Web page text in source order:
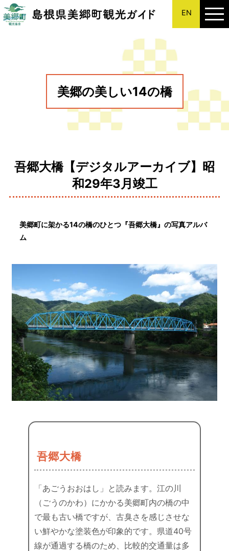
EN
美郷の美しい14の橋
吾郷大橋【デジタルアーカイブ】昭
和29年3月竣工
美郷町に架かる14の橋のひとつ『吾郷大橋』の写真アルバ
ム
吾郷大橋
「あごうおおはし」と読みます。江の川
（ごうのかわ）にかかる美郷町内の橋の中
で最も古い橋ですが、古臭さを感じさせな
い鮮やかな塗装色が印象的です。県道40号
線が通過する橋のため、比較的交通量は多